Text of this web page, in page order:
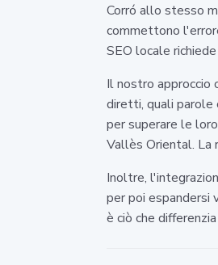
Corró allo stesso
commettono
SEO locale
Il nostro approccio
diretti, quali parole
per superare le
Vallès Oriental. La
Inoltre,
per poi espandersi
è ciò che